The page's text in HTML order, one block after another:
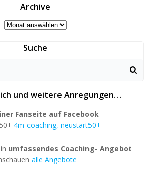
Archive
Archive
Suche
und weitere Anregungen…
Fanseite auf Facebook
4m-coaching, neustart50+
umfassendes Coaching- Angebot
alle Angebote